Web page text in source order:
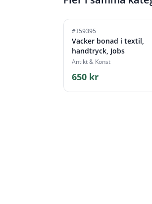
#159395
Vacker bonad i textil,
handtryck, Jobs
Antikt & Konst
650 kr